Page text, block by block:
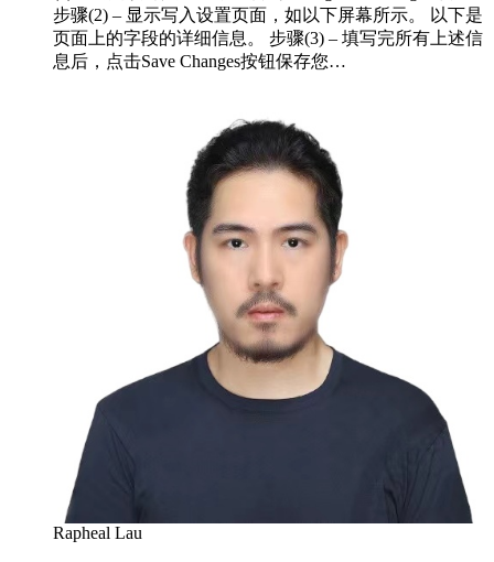
步骤(2) – 显示写入设置页面，如以下屏幕所示。 以下是
页面上的字段的详细信息。 步骤(3) – 填写完所有上述信
息后，点击Save Changes按钮保存您…
Rapheal Lau